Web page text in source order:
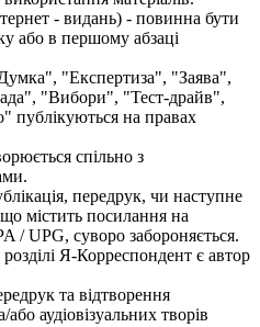
- видань) - повинна бути
або в першому абзаці
"Експертиза", "Заява",
"Вибори", "Тест-драйв",
на правах
спільно з
передрук, чи наступне
містить посилання на
/ UPG, суворо забороняється.
Я-Корреспондент є автор
та відтворення
аудіовізуальних творів